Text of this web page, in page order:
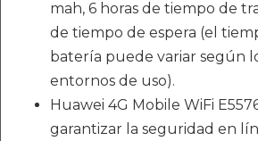
mah, 6 horas de tiempo de
de tiempo de espera (el
batería puede variar según
entornos de uso).
Huawei 4G Mobile WiFi
garantizar la seguridad en